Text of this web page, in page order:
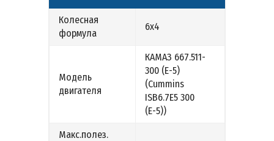
Колесная
формула
6х4
Модель
двигателя
КАМАЗ 667.511-
300 (Е-5)
(Cummins
ISB6.7E5 300
(Е-5))
Макс.полез.